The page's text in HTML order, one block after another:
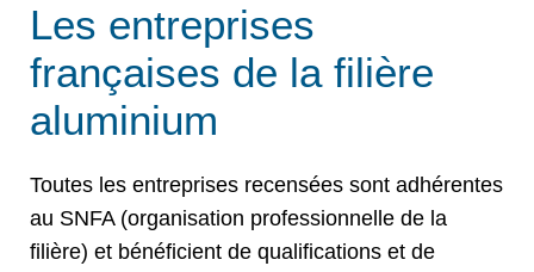
Les entreprises
françaises de la filière
aluminium
Toutes les entreprises recensées sont adhérentes
au SNFA (organisation professionnelle de la
filière) et bénéficient de qualifications et de